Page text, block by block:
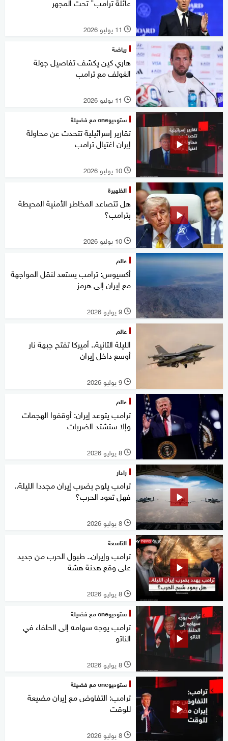
l 11 يوليو 2026
رياضة
هاري كين يكشف تفاصيل جولة
الغولف مع ترامب
l 11 يوليو 2026
ستوديوone مع فضيلة
تقارير إسرائيلية تتحدث عن محاولة
إيران اغتيال ترامب
l 10 يوليو 2026
الظهيرة
هل تتصاعد المخاطر الأمنية المحيطة
بترامب؟
l 10 يوليو 2026
عالم
أكسيوس: ترامب يستعد لنقل المواجهة
مع إيران إلى هرمز
l 9 يوليو 2026
عالم
الليلة الثانية.. أميركا تفتح جبهة نار
أوسع داخل إيران
l 9 يوليو 2026
عالم
ترامب يتوعد إيران: أوقفوا الهجمات
وإلا ستشتد الضربات
l 8 يوليو 2026
رادار
ترامب يلوح بضرب إيران مجددا الليلة..
فهل تعود الحرب؟
l 8 يوليو 2026
التاسعة
ترامب وإيران.. طبول الحرب من جديد
على وقع هدنة هشة
l 8 يوليو 2026
ستوديوone مع فضيلة
ترامب يوجه سهامه إلى الحلفاء في
الناتو
l 8 يوليو 2026
ستوديوone مع فضيلة
ترامب: التفاوض مع إيران مضيعة
للوقت
l 8 يوليو 2026